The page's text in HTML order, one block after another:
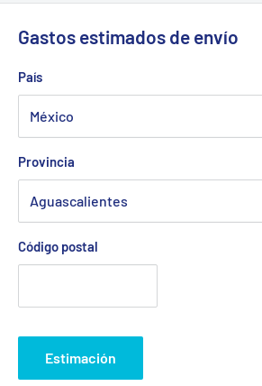
Gastos estimados de envío
País
Provincia
Código postal
Estimación